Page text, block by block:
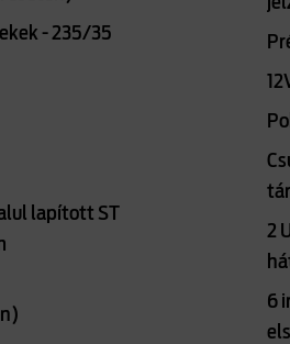
- 235/35
lapított ST
2
6